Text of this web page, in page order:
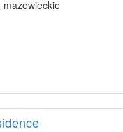
mazowieckie